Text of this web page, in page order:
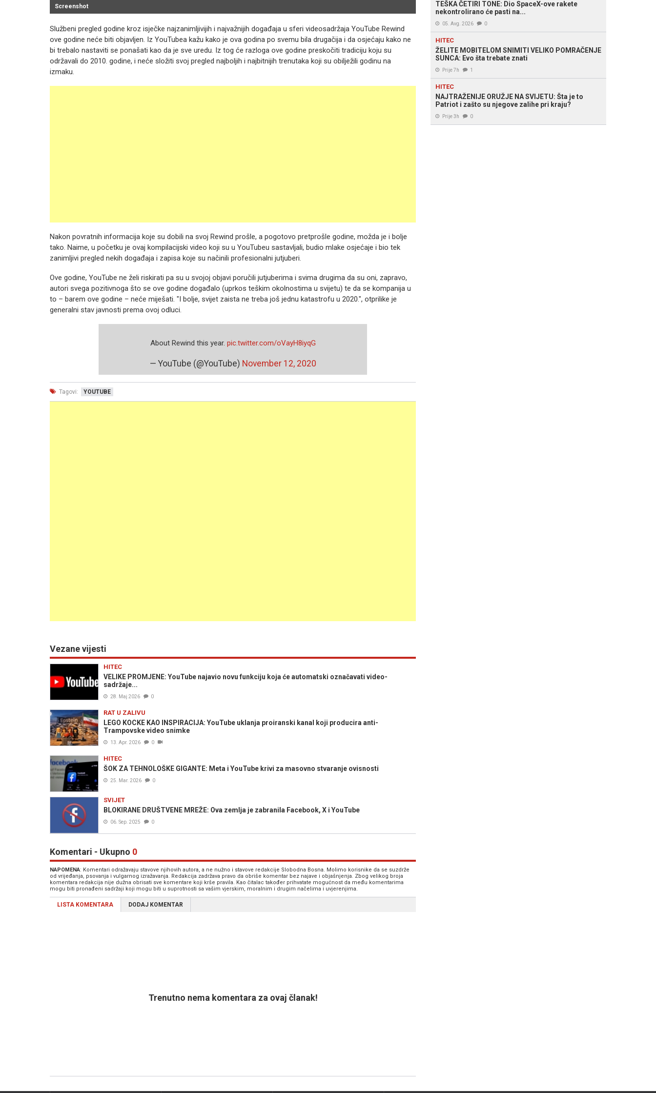
Screenshot
Službeni pregled godine kroz isječke najzanimljivijih i najvažnijih događaja u sferi videosadržaja YouTube Rewind
ove godine neće biti objavljen. Iz YouTubea kažu kako je ova godina po svemu bila drugačija i da osjećaju kako ne
bi trebalo nastaviti se ponašati kao da je sve uredu. Iz tog će razloga ove godine preskočiti tradiciju koju su
održavali do 2010. godine, i neće složiti svoj pregled najboljih i najbitnijih trenutaka koji su obilježili godinu na
izmaku.
Nakon povratnih informacija koje su dobili na svoj Rewind prošle, a pogotovo pretprošle godine, možda je i bolje
tako. Naime, u početku je ovaj kompilacijski video koji su u YouTubeu sastavljali, budio mlake osjećaje i bio tek
zanimljivi pregled nekih događaja i zapisa koje su načinili profesionalni jutjuberi.
Ove godine, YouTube ne želi riskirati pa su u svojoj objavi poručili jutjuberima i svima drugima da su oni, zapravo,
autori svega pozitivnoga što se ove godine događalo (uprkos teškim okolnostima u svijetu) te da se kompanija u
to – barem ove godine – neće miješati. "I bolje, svijet zaista ne treba još jednu katastrofu u 2020.", otprilike je
generalni stav javnosti prema ovoj odluci.
About Rewind this year. pic.twitter.com/oVayH8iyqG
— YouTube (@YouTube) November 12, 2020
Tagovi: YOUTUBE
Vezane vijesti
HITEC
VELIKE PROMJENE: YouTube najavio novu funkciju koja će automatski označavati video-
sadržaje...
28. Maj 2026 0
RAT U ZALIVU
LEGO KOCKE KAO INSPIRACIJA: YouTube uklanja proiranski kanal koji producira anti-
Trampovske video snimke
13. Apr. 2026 0
HITEC
ŠOK ZA TEHNOLOŠKE GIGANTE: Meta i YouTube krivi za masovno stvaranje ovisnosti
25. Mar. 2026 0
SVIJET
BLOKIRANE DRUŠTVENE MREŽE: Ova zemlja je zabranila Facebook, X i YouTube
06. Sep. 2025 0
Komentari - Ukupno 0
NAPOMENA: Komentari odražavaju stavove njihovih autora, a ne nužno i stavove redakcije Slobodna Bosna. Molimo korisnike da se suzdrže
od vrijeđanja, psovanja i vulgarnog izražavanja. Redakcija zadržava pravo da obriše komentar bez najave i objašnjenja. Zbog velikog broja
komentara redakcija nije dužna obrisati sve komentare koji krše pravila. Kao čitalac također prihvatate mogućnost da među komentarima
mogu biti pronađeni sadržaji koji mogu biti u suprotnosti sa vašim vjerskim, moralnim i drugim načelima i uvjerenjima.
LISTA KOMENTARA DODAJ KOMENTAR
Trenutno nema komentara za ovaj članak!
TEŠKA ČETIRI TONE: Dio SpaceX-ove rakete
nekontrolirano će pasti na...
05. Avg. 2026 0
HITEC
ŽELITE MOBITELOM SNIMITI VELIKO POMRAČENJE
SUNCA: Evo šta trebate znati
Prije 7h 1
HITEC
NAJTRAŽENIJE ORUŽJE NA SVIJETU: Šta je to
Patriot i zašto su njegove zalihe pri kraju?
Prije 3h 0